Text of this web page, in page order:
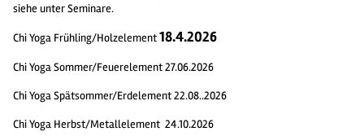
siehe unter Seminare.
Chi Yoga Frühling/Holzelement18.4.2026
Chi Yoga Sommer/Feuerelement 27.06.2026
Chi Yoga Spätsommer/Erdelement 22.08..2026
Chi Yoga Herbst/Metallelement 24.10.2026